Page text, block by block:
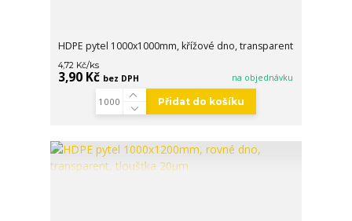
HDPE pytel 1000x1000mm, křížové dno, transparent
4,72 Kč/ks
3,90 Kč bez DPH na objednávku
Přidat do košíku